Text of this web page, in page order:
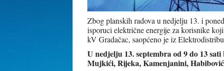
Zbog planskih radova u nedjelju 13. i
isporuci električne energije za korisnike
kV Gradačac, saopćeno je iz
U nedjelju 13. septembra od 9 do 13
Mujkići, Rijeka, Kamenjanini,